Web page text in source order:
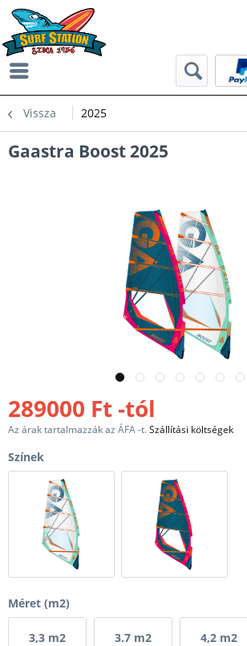
Vissza 2025
Gaastra Boost 2025
289000 Ft -tól
Az árak tartalmazzák az ÁFA -t.Szállítási költségek
Színek
Méret (m2)
3,3 m2 3.7 m2 4,2 m2